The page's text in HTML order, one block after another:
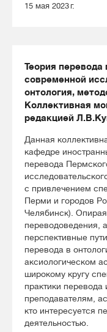
15 мая 2023 г.
Теория перевода
современной
онтология,
Коллективная
редакцией
Данная
кафедре
перевода
с привлечением
Перми и городов
Челябинск).
переводоведения,
перспективные
перевода в
аксиологическом
широкому кругу
практики
преподавателям,
кто интересуется
деятельностью.